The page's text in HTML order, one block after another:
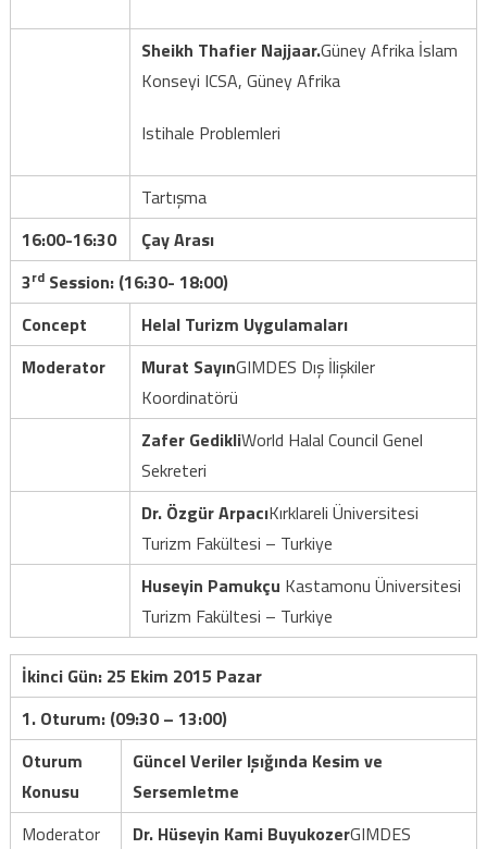
Sheikh Thafier Najjaar.Güney Afrika İslam
Konseyi ICSA, Güney Afrika
Istihale Problemleri
Tartışma
16:00-16:30
Çay Arası
3rdSession: (16:30- 18:00)
Concept
Helal Turizm Uygulamaları
Moderator
Murat SayınGIMDES Dış İlişkiler
Koordinatörü
Zafer GedikliWorld Halal Council Genel
Sekreteri
Dr. Özgür ArpacıKırklareli Üniversitesi
Turizm Fakültesi – Turkiye
Huseyin Pamukçu Kastamonu Üniversitesi
Turizm Fakültesi – Turkiye
İkinci Gün: 25 Ekim 2015 Pazar
1. Oturum: (09:30 – 13:00)
Oturum
Konusu
Güncel Veriler Işığında Kesim ve
Sersemletme
Moderator
Dr. Hüseyin Kami BuyukozerGIMDES